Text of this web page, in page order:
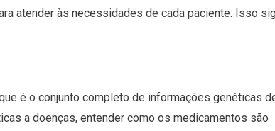
atender às necessidades de cada paciente. Isso
é o conjunto completo de informações genéticas
a doenças, entender como os medicamentos são